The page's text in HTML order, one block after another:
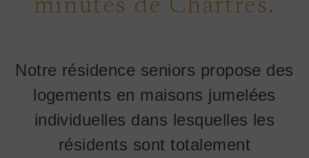
minutes de Chartres.
Notre résidence seniors propose des
logements en maisons jumelées
individuelles dans lesquelles les
résidents sont totalement